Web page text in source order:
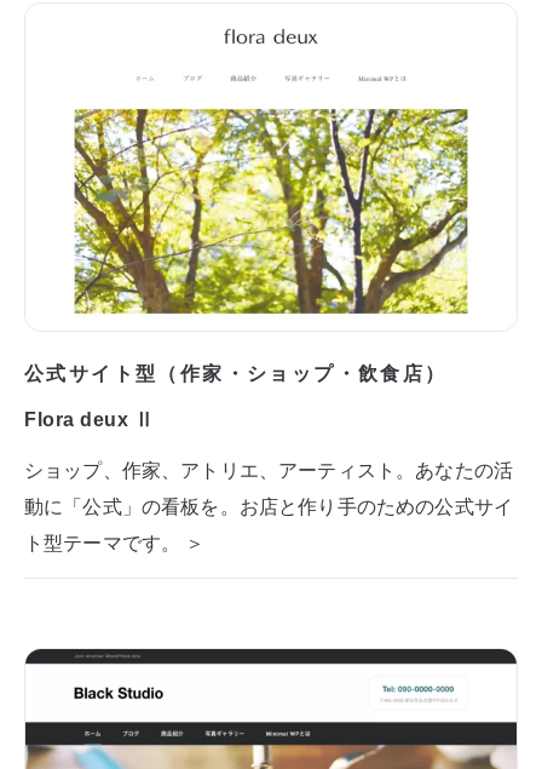
公式サイト型（作家・ショップ・飲食店）
Flora deux Ⅱ
ショップ、作家、アトリエ、アーティスト。あなたの活
動に「公式」の看板を。お店と作り手のための公式サイ
ト型テーマです。 ＞